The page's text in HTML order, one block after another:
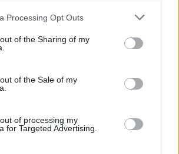
Processing Opt Outs
of the Sharing of my
of the Sale of my
of processing my
for Targeted Advertising.
vettek részt.
Általános Iskolában négy tanár kezdett
további tizenkilenc pedagógus pedig
A tantestület tizenkét pontban foglalta
között önálló oktatási minisztériumot,
tanári fizetéseket, a diákok és a tanárok
szabad tankönyvválasztást és minőségi
jelezték, hogy a Kőbányai Kada Mihály